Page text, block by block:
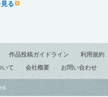
る
作品投稿ガイドライン
利用規約
いて 会社概要 お問い合わせ